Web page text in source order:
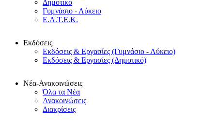
Δημοτικό
Γυμνάσιο - Λύκειο
Ε.Α.Τ.Ε.Κ.
Εκδόσεις
Εκδόσεις & Εργασίες (Γυμνάσιο - Λύκειο)
Εκδόσεις & Εργασίες (Δημοτικό)
Νέα-Ανακοινώσεις
Όλα τα Νέα
Ανακοινώσεις
Διακρίσεις